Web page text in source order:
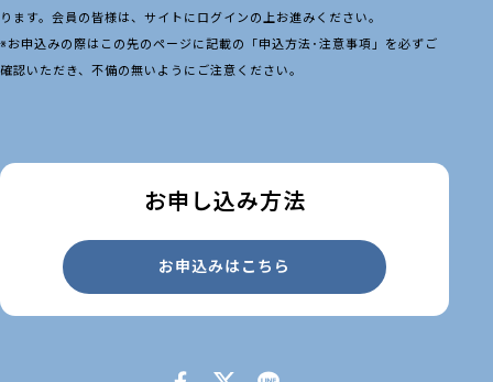
ります。会員の皆様は、サイトにログインの上お進みください。
※お申込みの際はこの先のページに記載の「申込方法･注意事項」を必ずご
確認いただき、不備の無いようにご注意ください。
お申し込み方法
お申込みはこちら